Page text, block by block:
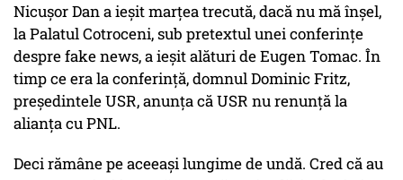
Nicușor Dan a ieșit marțea trecută, dacă nu mă înșel,
la Palatul Cotroceni, sub pretextul unei conferințe
despre fake news, a ieșit alături de Eugen Tomac. În
timp ce era la conferință, domnul Dominic Fritz,
președintele USR, anunța că USR nu renunță la
alianța cu PNL.
Deci rămâne pe aceeași lungime de undă. Cred că au